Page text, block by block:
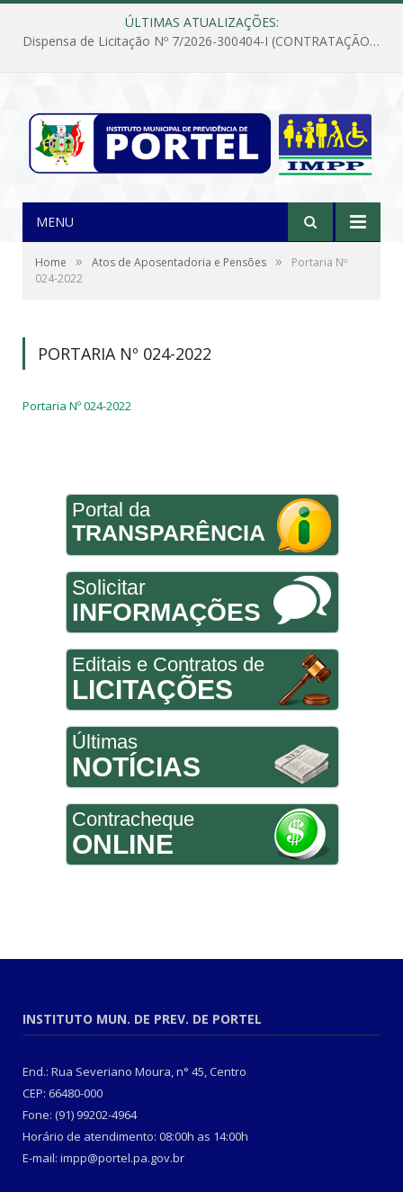
ÚLTIMAS ATUALIZAÇÕES:
Dispensa de Licitação Nº 7/2026-300404-I (CONTRATAÇÃO DE EMPRESA PARA MANUTENÇÃO E REPARAÇÃO DE APARELHOS DE AR CONDICIONADO, EM ATENDIMENTO ÀS NECESSIDADES DO INSTITUTO DE PREVIDÊNCIA MUNICIPAL DE PORTEL/PA)
MENU
Home » Atos de Aposentadoria e Pensões »
Portaria Nº
024-2022
PORTARIA Nº 024-2022
Portaria Nº 024-2022
Portal da
TRANSPARÊNCIA
Solicitar
INFORMAÇÕES
Editais e Contratos de
LICITAÇÕES
Últimas
NOTÍCIAS
Contracheque
ONLINE
INSTITUTO MUN. DE PREV. DE PORTEL
End.: Rua Severiano Moura, n° 45, Centro
CEP: 66480-000
Fone: (91) 99202-4964
Horário de atendimento: 08:00h as 14:00h
E-mail: impp@portel.pa.gov.br